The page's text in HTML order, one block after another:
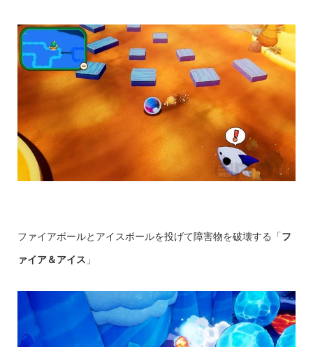
ファイアボールとアイスボールを投げて障害物を破壊する「フ
ァイア＆アイス 」